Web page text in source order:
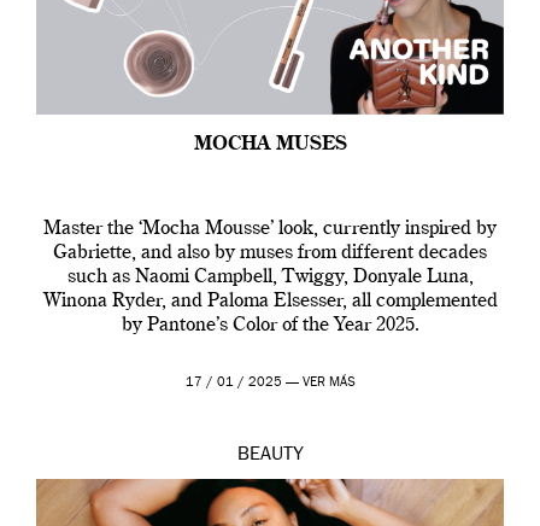
MOCHA MUSES
Master the ‘Mocha Mousse’ look, currently inspired by
Gabriette, and also by muses from different decades
such as Naomi Campbell, Twiggy, Donyale Luna,
Winona Ryder, and Paloma Elsesser, all complemented
by Pantone’s Color of the Year 2025.
17 / 01 / 2025 — VER MÁS
BEAUTY